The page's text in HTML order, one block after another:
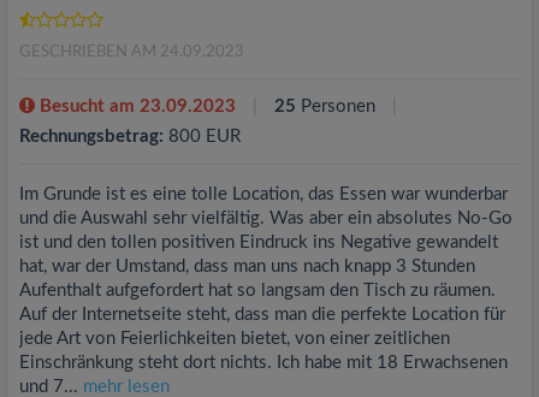
GESCHRIEBEN AM 24.09.2023
Besucht am 23.09.2023 25 Personen
Rechnungsbetrag: 800 EUR
Im Grunde ist es eine tolle Location, das Essen war wunderbar
und die Auswahl sehr vielfältig. Was aber ein absolutes No-Go
ist und den tollen positiven Eindruck ins Negative gewandelt
hat, war der Umstand, dass man uns nach knapp 3 Stunden
Aufenthalt aufgefordert hat so langsam den Tisch zu räumen.
Auf der Internetseite steht, dass man die perfekte Location für
jede Art von Feierlichkeiten bietet, von einer zeitlichen
Einschränkung steht dort nichts. Ich habe mit 18 Erwachsenen
und 7... mehr lesen